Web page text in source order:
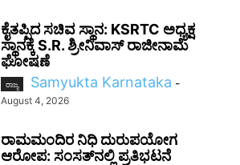
ಕೈತಪ್ಪಿದ ಸಚಿವ ಸ್ಥಾನ: KSRTC ಅಧ್ಯಕ್ಷ
ಸ್ಥಾನಕ್ಕೆ S.R. ಶ್ರೀನಿವಾಸ್ ರಾಜೀನಾಮೆ
ಘೋಷಣೆ
ರಾಜ್ಯ Samyukta Karnataka -
August 4, 2026
ರಾಮಮಂದಿರ ನಿಧಿ ದುರುಪಯೋಗ
ಆರೋಪ: ಸಂಸತ್‌ನಲ್ಲಿ ಪ್ರತಿಭಟನೆ